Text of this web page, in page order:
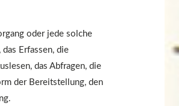
oder jede solche
Erfassen, die
das Abfragen, die
der Bereitstellung, den